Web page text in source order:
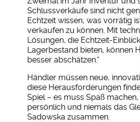
Schlussverkäufe sind nicht
Echtzeit wissen, was vorrätig
verkaufen zu können. Mit
Lösungen, die Echtzeit-
Lagerbestand bieten, können
besser abschätzen.“
Händler müssen neue,
diese Herausforderungen
Spiel – es muss Spaß
persönlich und niemals das
Sadowska zusammen.